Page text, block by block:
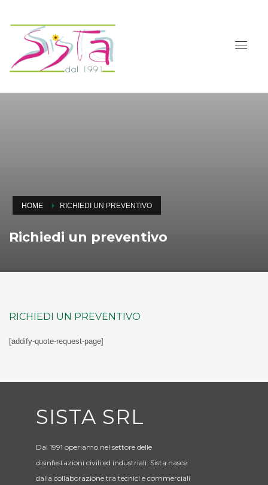
HOME RICHIEDI UN PREVENTIVO
Richiedi un preventivo
RICHIEDI UN PREVENTIVO
[addify-quote-request-page]
SISTA SRL
Dal 1991 operiamo nel settore delle
disinfestazioni civili ed industriali. Sista nasce
dalla collaborazione tra tecnici e commerciali